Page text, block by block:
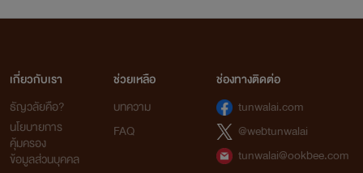
เกี่ยวกับเรา
ธัญวลัยคือ?
นโยบายการ
คุ้มครอง
ข้อมูลส่วนบุคคล
ช่วยเหลือ
บทความ
FAQ
ช่องทางติดต่อ
tunwalai.com
@webtunwalai
tunwalai@ookbee.com